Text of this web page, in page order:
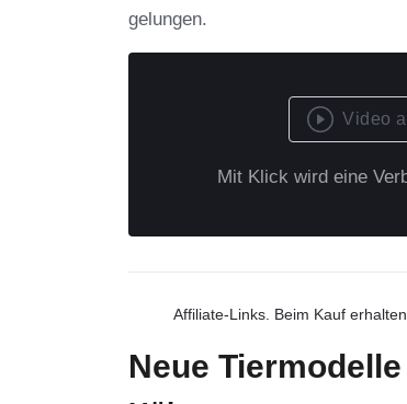
gelungen.
Video
Mit Klick wird eine
Affiliate-Links. Beim Kauf
Neue Tiermodelle